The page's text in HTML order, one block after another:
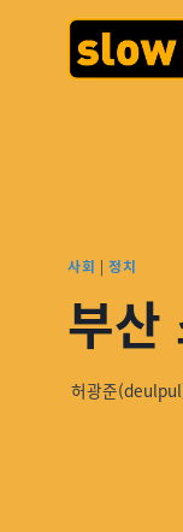
사회 | 정치
부산
허광준